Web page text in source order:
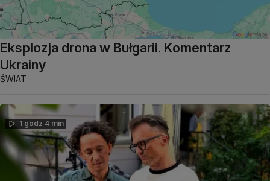
Eksplozja drona w Bułgarii. Komentarz
Ukrainy
ŚWIAT
1 godz 4 min